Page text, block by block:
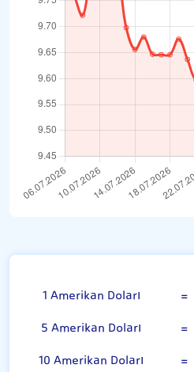
1 Amerikan Doları =
5 Amerikan Doları
=
10 Amerikan Doları
=